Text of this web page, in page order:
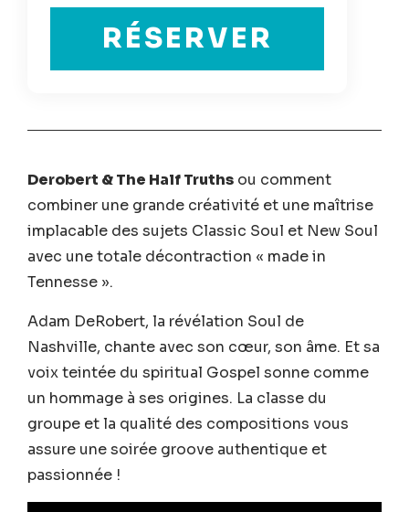
RÉSERVER
Derobert & The Half Truths ou comment
combiner une grande créativité et une maîtrise
implacable des sujets Classic Soul et New Soul
avec une totale décontraction « made in
Tennesse ».
Adam DeRobert, la révélation Soul de
Nashville, chante avec son cœur, son âme. Et sa
voix teintée du spiritual Gospel sonne comme
un hommage à ses origines. La classe du
groupe et la qualité des compositions vous
assure une soirée groove authentique et
passionnée !